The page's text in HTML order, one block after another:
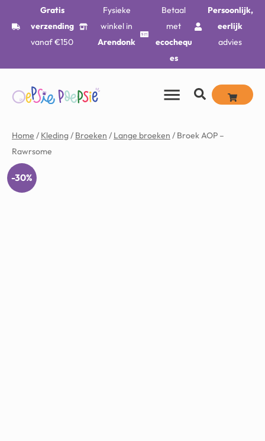
Gratis
verzending
vanaf €150
Fysieke
winkel in
Arendonk
Betaal
met
ecochequ
es
Persoonlijk,
eerlijk
advies
Home / Kleding/ Broeken / Lange broeken / Broek AOP –
Rawrsome
-30%